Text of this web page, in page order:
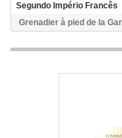
Segundo Império Francês
Grenadier à pied de la